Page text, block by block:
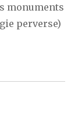
monuments
perverse)